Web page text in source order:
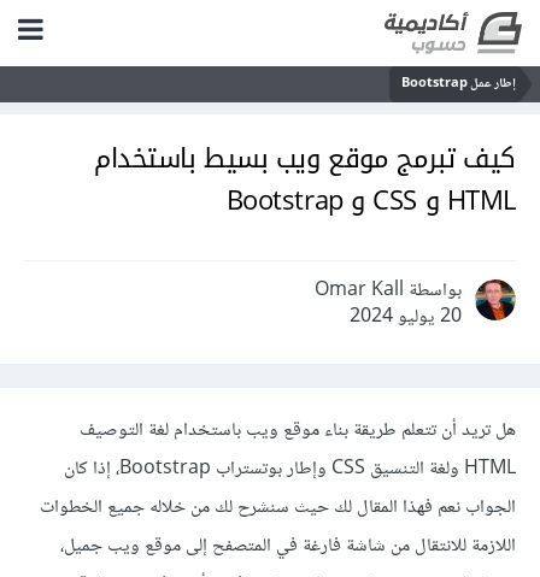
إطار عمل Bootstrap
كيف تبرمج موقع ويب بسيط باستخدام
HTML و CSS و Bootstrap
بواسطة Omar Kall
20 يوليو 2024
هل تريد أن تتعلم طريقة بناء موقع ويب باستخدام لغة التوصيف
HTML ولغة التنسيق CSS وإطار بوتستراب Bootstrap، إذا كان
الجواب نعم فهذا المقال لك حيث سنشرح لك من خلاله جميع الخطوات
اللازمة للانتقال من شاشة فارغة في المتصفح إلى موقع ويب جميل،